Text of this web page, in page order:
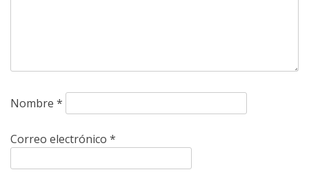
Nombre *
Correo electrónico *